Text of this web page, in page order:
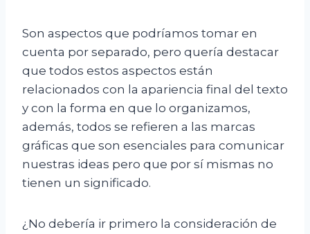
Son aspectos que podríamos tomar en
cuenta por separado, pero quería destacar
que todos estos aspectos están
relacionados con la apariencia final del texto
y con la forma en que lo organizamos,
además, todos se refieren a las marcas
gráficas que son esenciales para comunicar
nuestras ideas pero que por sí mismas no
tienen un significado.
¿No debería ir primero la consideración de